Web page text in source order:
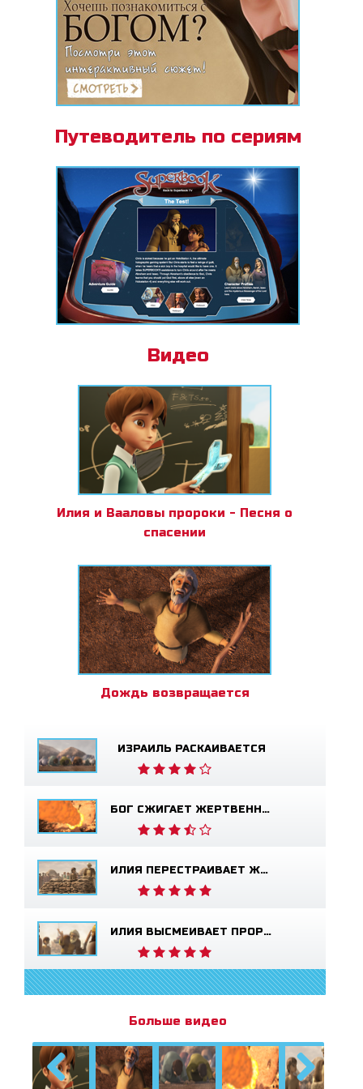
Путеводитель по сериям
Видео
Илия и Вааловы пророки - Песня о
спасении
Дождь возвращается
ИЗРАИЛЬ РАСКАИВАЕТСЯ
БОГ СЖИГАЕТ ЖЕРТВЕННИК
ИЛИЯ ПЕРЕСТРАИВАЕТ ЖЕРТВЕННИК
ИЛИЯ ВЫСМЕИВАЕТ ПРОРОКОВ
Больше видео